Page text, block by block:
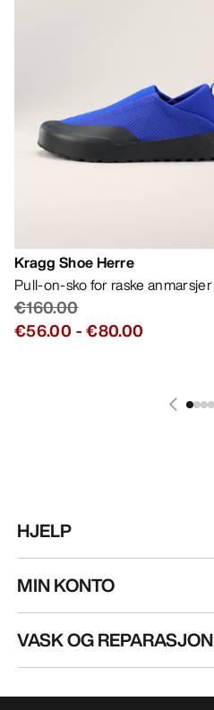
Kragg Shoe Herre
Pull-on-sko for raske anmarsjer
€160.00
€56.00 -€80.00
HJELP
MIN KONTO
VASK OG REPARASJON